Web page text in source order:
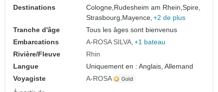
Destinations
Cologne,Rudesheim am Rhein,Spire,
Strasbourg,Mayence, +2 de plus
Tranche d'âge
Tous les âges sont bienvenus
Embarcations
A-ROSA SILVA +1 bateau
Rivière/Fleuve
Rhin
Langue
Uniquement en : Anglais, Allemand
Voyagiste
A-ROSA